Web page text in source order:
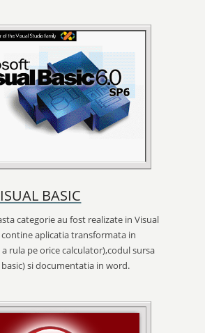
BASIC
categorie au fost realizate in Visual
contine aplicatia transformata in
rula pe orice calculator),codul sursa
si documentatia in word.